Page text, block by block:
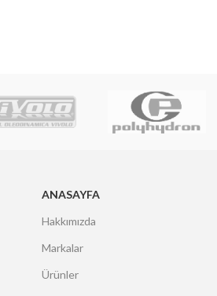
ANASAYFA
Hakkımızda
Markalar
Ürünler